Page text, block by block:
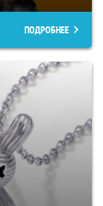
ПОДРОБНЕЕ